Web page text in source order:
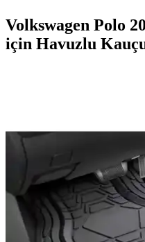
Volkswagen Polo
için Havuzlu